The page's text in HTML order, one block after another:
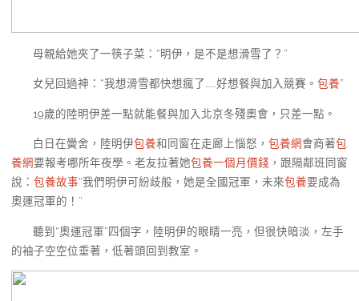
母親給她夾了一筷子菜：“明伊，是不是想滑雪了？”
女兒回過神：“我想滑雪都快想瘋了……好想餐與加入競賽。 包養”
19歲的陸明伊差一點就能餐與加入北京冬殘奧會，只差一點。
白日在黌舍，陸明伊包養和同窗在走廊上惱怒， 包養網會商著包
養網要報考哪所年夜學。老友拉著她包養一個月價錢 ，跟隔鄰班同窗
說： 包養故事“我們明伊可紛歧般，她是全國冠軍，未來包養要成為
奧運冠軍的！”
聽到“奧運冠軍”四個字，陸明伊的眼睛一亮，但很快暗淡，左手
的袖子空空位垂著，低著頭回到教室。